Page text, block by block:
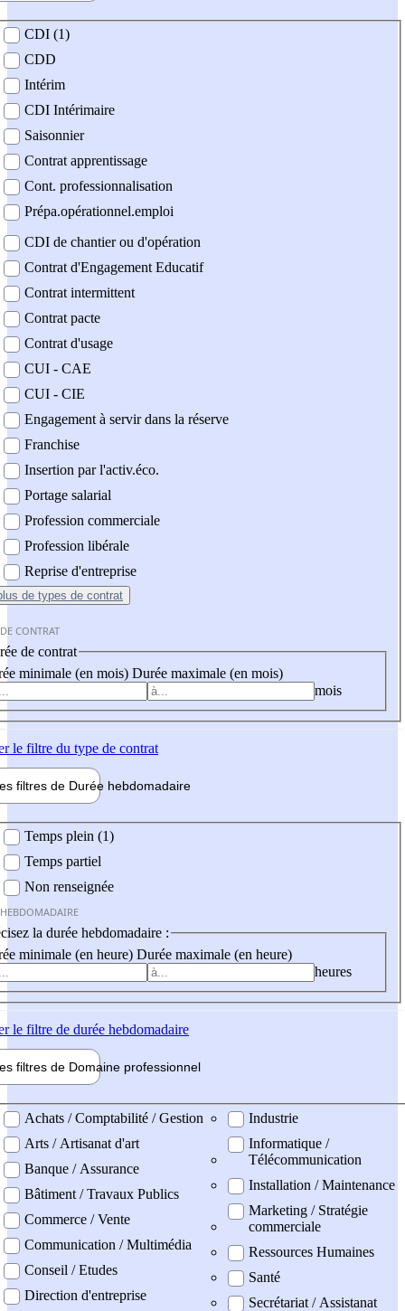
contrat
CDI (1)
CDD
Intérim
CDI Intérimaire
Saisonnier
Contrat apprentissage
Cont. professionnalisation
Prépa.opérationnel.emploi
CDI de chantier ou d'opération
Contrat d'Engagement Educatif
Contrat intermittent
Contrat pacte
Contrat d'usage
CUI - CAE
CUI - CIE
Engagement à servir dans la réserve
Franchise
Insertion par l'activ.éco.
Portage salarial
Profession commerciale
Profession libérale
Reprise d'entreprise
de types de contrat
CONTRAT
de contrat
minimale (en mois) Durée maximale (en mois)
mois
le filtre du type de contrat
filtres de Durée hebdomadaire
Temps plein (1)
Temps partiel
Non renseignée
la durée hebdomadaire :
minimale (en heure) Durée maximale (en heure)
heures
le filtre de durée hebdomadaire
filtres de Domaine professionnel
professionel
Achats / Comptabilité / Gestion
Arts / Artisanat d'art
Banque / Assurance
Bâtiment / Travaux Publics
Commerce / Vente
Communication / Multimédia
Conseil / Etudes
Direction d'entreprise
Industrie
Informatique /
Télécommunication
Installation / Maintenance
Marketing / Stratégie
commerciale
Ressources Humaines
Santé
Secrétariat / Assistanat